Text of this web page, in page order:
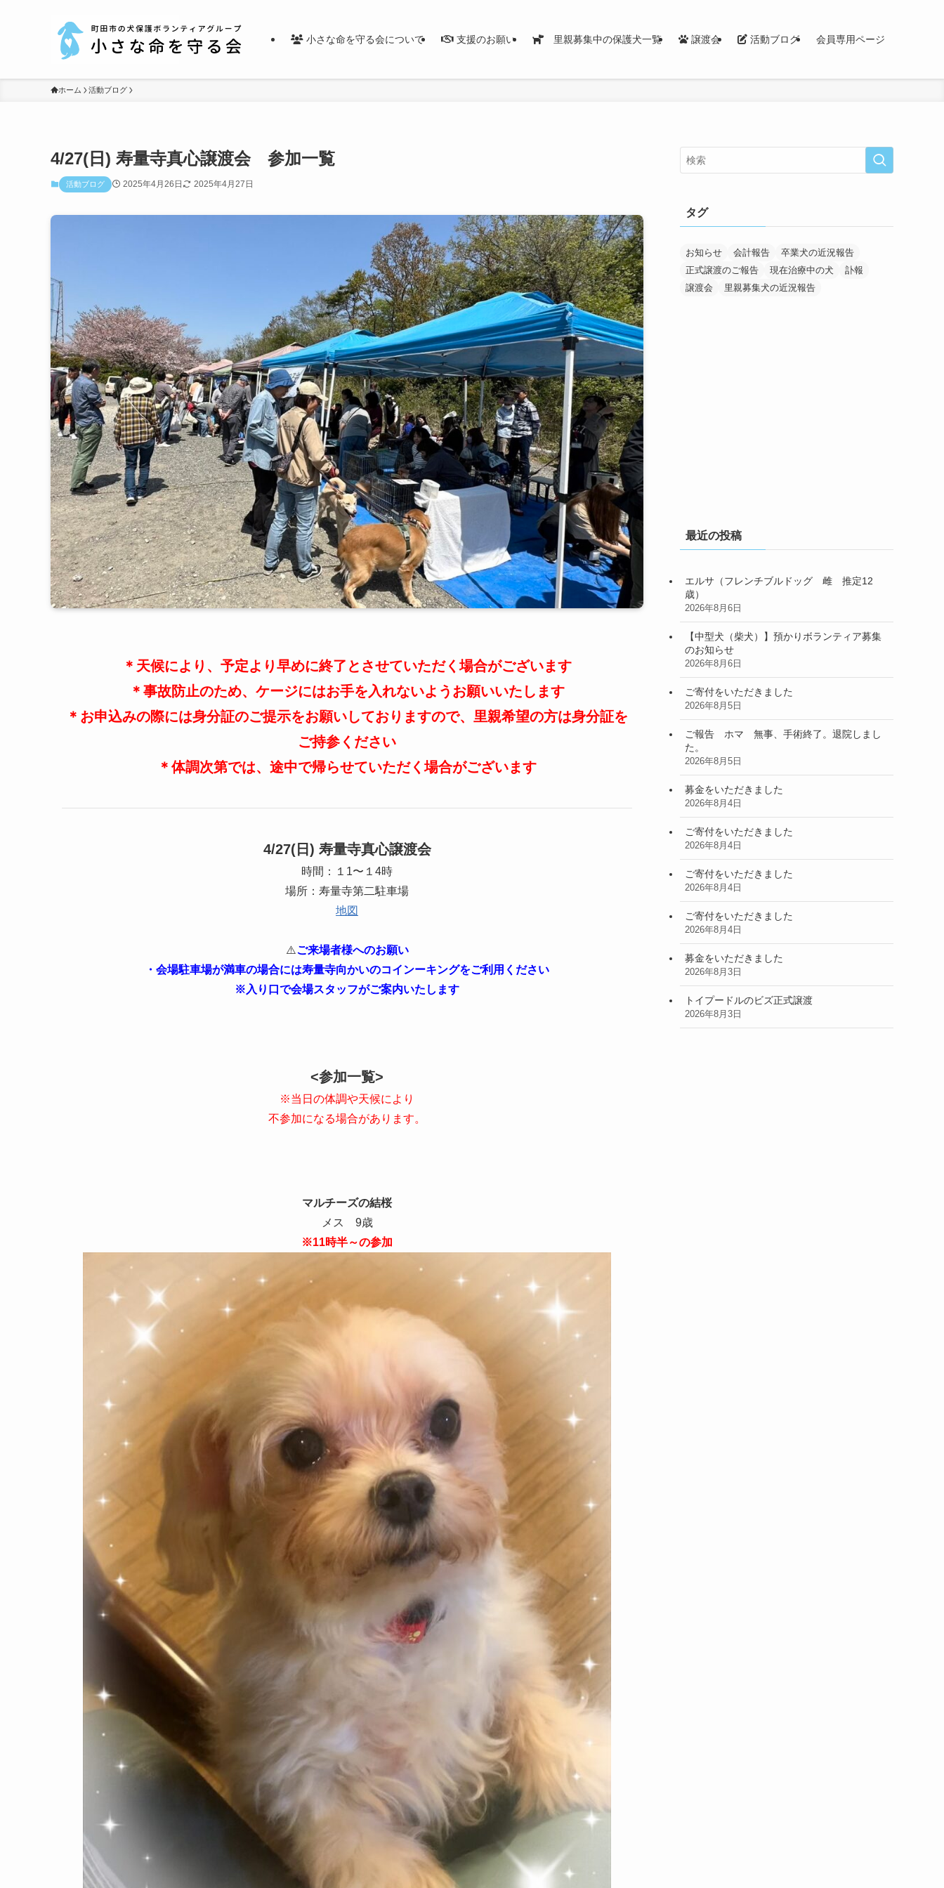
小さな命を守る会について 支援のお願い 里親募集中の保護犬一覧 譲渡会 活動ブログ 会員専用ページ
ホーム 活動ブログ
4/27(日) 寿量寺真心譲渡会 参加一覧
活動ブログ 2025年4月26日 2025年4月27日
＊天候により、予定より早めに終了とさせていただく場合がございます
＊事故防止のため、ケージにはお手を入れないようお願いいたします
＊お申込みの際には身分証のご提示をお願いしておりますので、里親希望の方は身分証を
ご持参ください
＊体調次第では、途中で帰らせていただく場合がございます
4/27(日) 寿量寺真心譲渡会
時間：１1〜１4時
場所：寿量寺第二駐車場
地図
⚠️ご来場者様へのお願い
・会場駐車場が満車の場合には寿量寺向かいのコインーキングをご利用ください
※入り口で会場スタッフがご案内いたします
<参加一覧>
​※当日の体調や天候により
不参加になる場合があります。
マルチーズの結桜
メス 9歳
※11時半～の参加
タグ
お知らせ 会計報告
卒業犬の近況報告
正式譲渡のご報告
現在治療中の犬
訃報
譲渡会
里親募集犬の近況報告
最近の投稿
エルサ（フレンチブルドッグ 雌 推定12
歳）
2026年8月6日
【中型犬（柴犬）】預かりボランティア募集
のお知らせ
2026年8月6日
ご寄付をいただきました
2026年8月5日
ご報告 ホマ 無事、手術終了。退院しまし
た。
2026年8月5日
募金をいただきました
2026年8月4日
ご寄付をいただきました
2026年8月4日
ご寄付をいただきました
2026年8月4日
ご寄付をいただきました
2026年8月4日
募金をいただきました
2026年8月3日
トイプードルのビズ正式譲渡
2026年8月3日